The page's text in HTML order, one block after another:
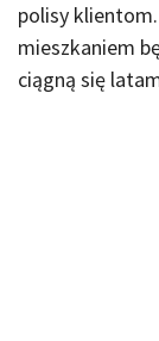
polisy
mieszkaniem
ciągną się